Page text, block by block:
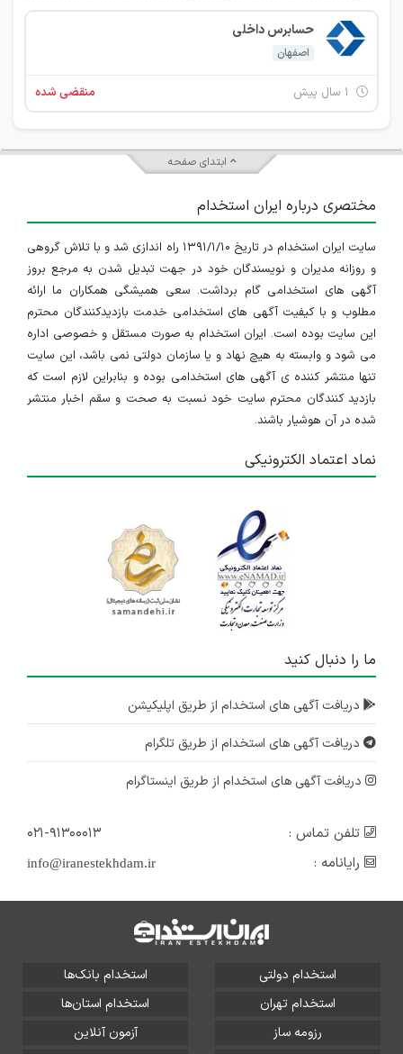
حسابرس داخلی
اصفهان
منقضی شده
ابتدای صفحه
مختصری درباره ایران استخدام
سایت ایران استخدام در تاریخ ۱۳۹۱/۱/۱۰ راه اندازی شد و با تلاش گروهی
و روزانه مدیران و نویسندگان خود در جهت تبدیل شدن به مرجع بروز
آگهی های استخدامی گام برداشت. سعی همیشگی همکاران ما ارائه
مطلوب و با کیفیت آگهی های استخدامی خدمت بازدیدکنندگان محترم
این سایت بوده است. ایران استخدام به صورت مستقل و خصوصی اداره
می شود و وابسته به هیچ نهاد و یا سازمان دولتی نمی باشد، این سایت
تنها منتشر کننده ی آگهی های استخدامی بوده و بنابراین لازم است که
بازدید کنندگان محترم سایت خود نسبت به صحت و سقم اخبار منتشر
شده در آن هوشیار باشند.
نماد اعتماد الکترونیکی
ما را دنبال کنید
دریافت آگهی های استخدام از طریق اپلیکیشن
دریافت آگهی های استخدام از طریق تلگرام
دریافت آگهی های استخدام از طریق اینستاگرام
تلفن تماس :
۰۲۱-۹۱۳۰۰۰۱۳
رایانامه :
info@iranestekhdam.ir
استخدام دولتی
استخدام بانک‌ها
استخدام تهران
استخدام استان‌ها
رزومه ساز
آزمون آنلاین